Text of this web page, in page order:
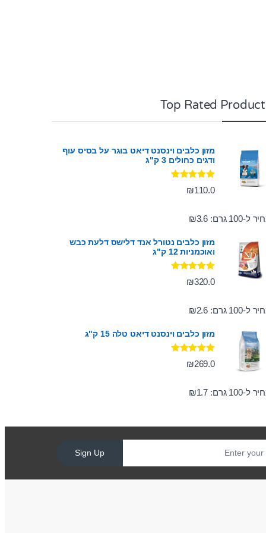
Top Rated
מזון כלבים וינסנט דיאט בוגר על בסיס עוף
ודגים כחולים 3 ק"ג
דורג 5.00
מתוך 5 ₪110.0
ל-100 גרם: ₪3.6
מזון כלבים נטורל אנד דלישס דלעת כבש
ואוכמניות 12 ק"ג
דורג5.00
מתוך 5 ₪320.0
ל-100 גרם: ₪2.6
מזון כלבים וינסנט דיאט טלה 15 ק"ג
דורג5.00
מתוך 5 ₪269.0
ל-100 גרם: ₪1.7
Sign Up